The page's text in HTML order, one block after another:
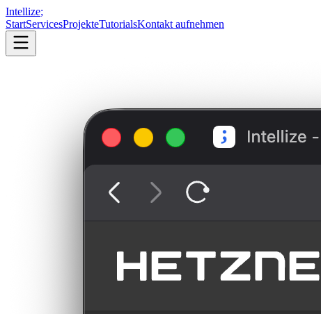
Intellize;
StartServicesProjekteTutorialsKontakt aufnehmen